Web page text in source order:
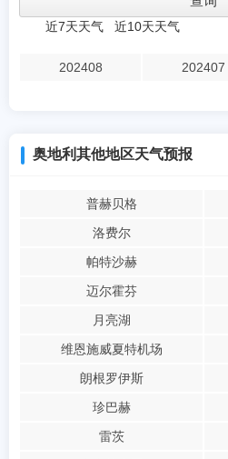
近7天天气 近10天天气
202408 202407
奥地利其他地区天气预报
普赫贝格
洛费尔
帕特沙赫
迈尔霍芬
月亮湖
维恩施威夏特机场
朗根罗伊斯
珍巴赫
雷茨